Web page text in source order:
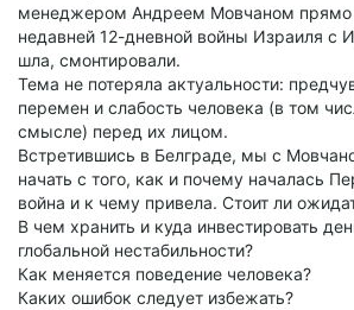
менеджером Андреем Мовчаном прямо
недавней 12-дневной войны Израиля с
шла, смонтировали.
Тема не потеряла актуальности:
перемен и слабость человека (в том
смысле) перед их лицом.
Встретившись в Белграде, мы с
начать с того, как и почему началась
война и к чему привела. Стоит ли
В чем хранить и куда инвестировать
глобальной нестабильности?
Как меняется поведение человека?
Каких ошибок следует избежать?